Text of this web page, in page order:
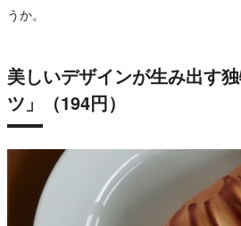
うか。
美しいデザインが生み出す
ツ」（194円）